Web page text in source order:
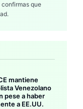
que
mantiene
Venezolano
pese a haber
a EE.UU.